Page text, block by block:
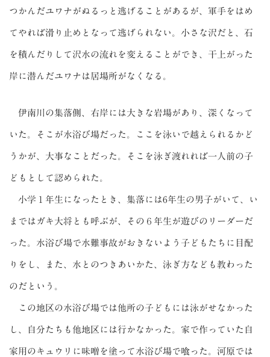
つかんだユワナがぬるっと逃げることがあるが、軍手をはめ
てやれば滑り止めとなって逃げられない。小さな沢だと、石
を積んだりして沢水の流れを変えることができ、干上がった
岸に潜んだユワナは居場所がなくなる。
伊南川の集落側、右岸には大きな岩場があり、深くなって
いた。そこが水浴び場だった。ここを泳いで越えられるかど
うかが、大事なことだった。そこを泳ぎ渡れれば一人前の子
どもとして認められた。
小学１年生になったとき、集落には6年生の男子がいて、い
まではガキ大将とも呼ぶが、その６年生が遊びのリーダーだ
った。水浴び場で水難事故がおきないよう子どもたちに目配
りをし、また、水とのつきあいかた、泳ぎ方なども教わった
のだという。
この地区の水浴び場では他所の子どもには泳がせなかった
し、自分たちも他地区には行かなかった。家で作っていた自
家用のキュウリに味噌を塗って水浴び場で喰った。河原では